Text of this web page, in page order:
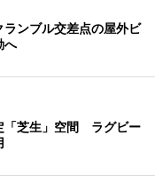
ンブル交差点の屋外ビ
へ
「芝生」空間 ラグビー